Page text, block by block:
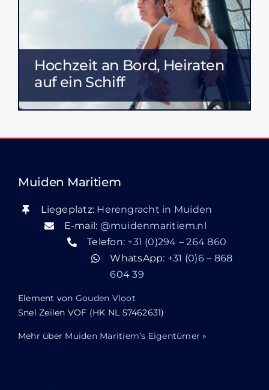
Hochzeit an Bord, Heiraten
auf ein Schiff
Muiden Maritiem
Liegeplatz: Herengracht in Muiden
E-mail: @muidenmaritiem.nl
Telefon: +31 (0)294 – 264 860
WhatsApp: +31 (0)6 – 868
604 39
Element von Gouden Vloot
Snel Zeilen VOF (HK NL 57462631)
Mehr über Muiden Maritiem’s Eigentümer »